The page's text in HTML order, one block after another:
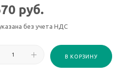
руб.
без учета НДС
В КОРЗИНУ